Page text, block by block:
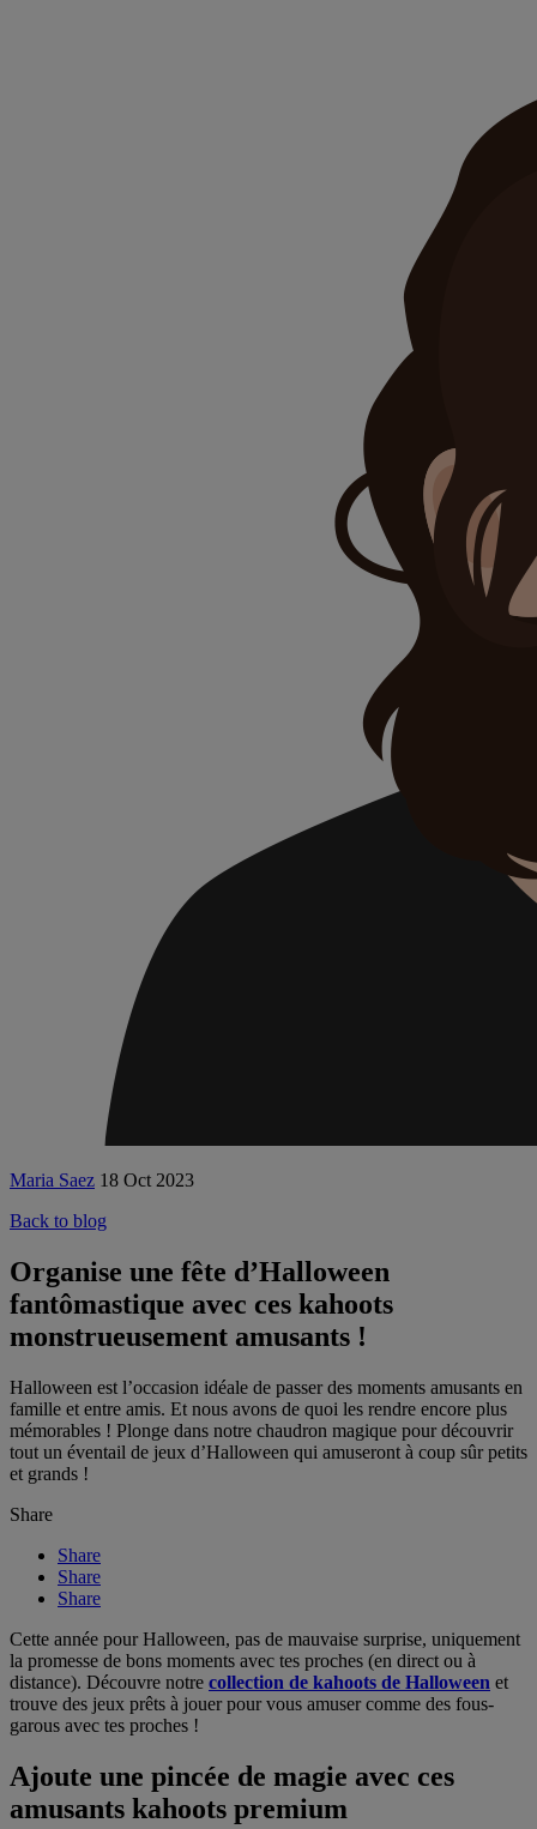
Maria Saez 18 Oct 2023
Back to blog
Organise une fête d’Halloween
fantômastique avec ces kahoots
monstrueusement amusants !
Halloween est l’occasion idéale de passer des moments amusants en
famille et entre amis. Et nous avons de quoi les rendre encore plus
mémorables ! Plonge dans notre chaudron magique pour découvrir
tout un éventail de jeux d’Halloween qui amuseront à coup sûr petits
et grands !
Share
Share
Share
Share
Cette année pour Halloween, pas de mauvaise surprise, uniquement
la promesse de bons moments avec tes proches (en direct ou à
distance). Découvre notre collection de kahoots de Halloween et
trouve des jeux prêts à jouer pour vous amuser comme des fous-
garous avec tes proches !
Ajoute une pincée de magie avec ces
amusants kahoots premium